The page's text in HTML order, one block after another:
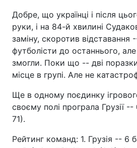
Добре, що українці і після
руки, і на 84-й хвилині
заміну, скоротив відставання
футболісти до останнього,
змогли. Поки що -- дві поразки
місце в групі. Але не
Ще в одному поєдинку
своєму полі програла Грузії --
71).
Рейтинг команд: 1. Грузія -- 6